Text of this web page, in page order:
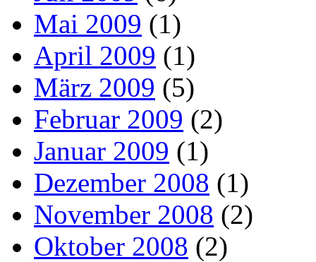
Mai 2009 (1)
April 2009 (1)
März 2009 (5)
Februar 2009 (2)
Januar 2009 (1)
Dezember 2008 (1)
November 2008 (2)
Oktober 2008 (2)